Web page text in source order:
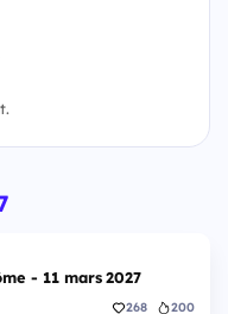
- 11 mars 2027
268 200